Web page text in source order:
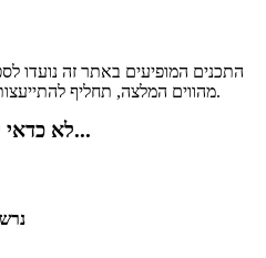
התכנים המופיעים באתר זה נועדו
מהווים המלצה, תחליף להתייעצות עם מומחה או קבלת ייעוץ רפואי.
לא כדאי לפספס...